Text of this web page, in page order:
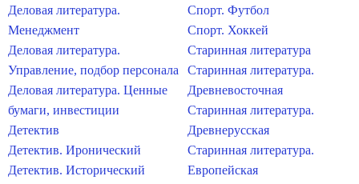
Деловая литература.
Менеджмент
Деловая литература.
Управление, подбор персонала
Деловая литература. Ценные
бумаги, инвестиции
Детектив
Детектив. Иронический
Детектив. Исторический
Спорт. Футбол
Спорт. Хоккей
Старинная литература
Старинная литература.
Древневосточная
Старинная литература.
Древнерусская
Старинная литература.
Европейская